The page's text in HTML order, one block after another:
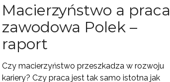
Macierzyństwo a praca
zawodowa Polek –
raport
Czy macierzyństwo przeszkadza w rozwoju
kariery? Czy praca jest tak samo istotna jak